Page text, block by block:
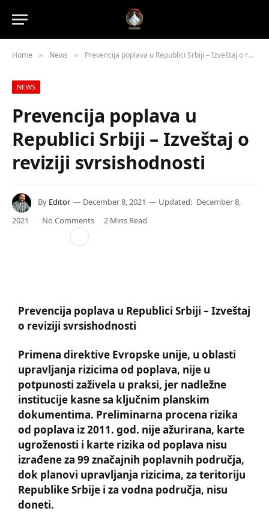
Home » News » Prevencija poplava u Republici Srbiji – Izveštaj o reviziji svrsishodnosti
NEWS
Prevencija poplava u
Republici Srbiji – Izveštaj o
reviziji svrsishodnosti
By Editor December 8, 2021 Updated: December 8,
2021
No Comments 2 Mins Read
Prevencija poplava u Republici Srbiji – Izveštaj
o reviziji svrsishodnosti
Primena direktive Evropske unije, u oblasti
upravlјanja rizicima od poplava, nije u
potpunosti zaživela u praksi, jer nadležne
institucije kasne sa klјučnim planskim
dokumentima. Preliminarna procena rizika
od poplava iz 2011. god. nije ažurirana, karte
ugroženosti i karte rizika od poplava nisu
izrađene za 99 značajnih poplavnih područja,
dok planovi upravlјanja rizicima, za teritoriju
Republike Srbije i za vodna područja, nisu
doneti.